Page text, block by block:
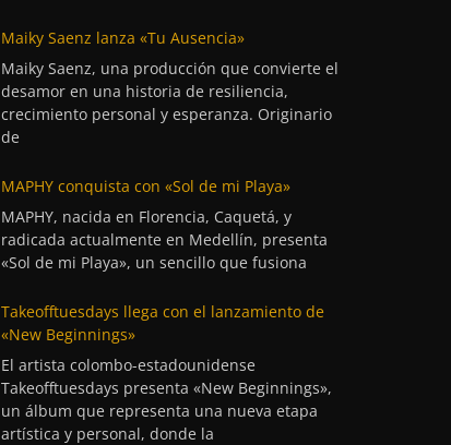
Maiky Saenz lanza «Tu Ausencia»
Maiky Saenz, una producción que convierte el
desamor en una historia de resiliencia,
crecimiento personal y esperanza. Originario
de
MAPHY conquista con «Sol de mi Playa»
MAPHY, nacida en Florencia, Caquetá, y
radicada actualmente en Medellín, presenta
«Sol de mi Playa», un sencillo que fusiona
Takeofftuesdays llega con el lanzamiento de
«New Beginnings»
El artista colombo-estadounidense
Takeofftuesdays presenta «New Beginnings»,
un álbum que representa una nueva etapa
artística y personal, donde la